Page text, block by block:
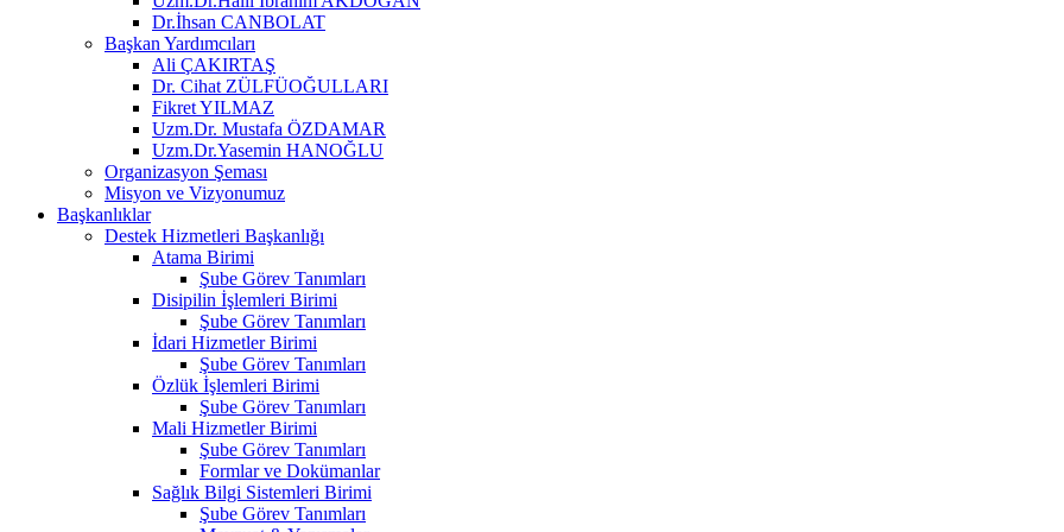
Dr.İhsan CANBOLAT
Başkan Yardımcıları
Ali ÇAKIRTAŞ
Dr. Cihat ZÜLFÜOĞULLARI
Fikret YILMAZ
Uzm.Dr. Mustafa ÖZDAMAR
Uzm.Dr.Yasemin HANOĞLU
Organizasyon Şeması
Misyon ve Vizyonumuz
Başkanlıklar
Destek Hizmetleri Başkanlığı
Atama Birimi
Şube Görev Tanımları
Disipilin İşlemleri Birimi
Şube Görev Tanımları
İdari Hizmetler Birimi
Şube Görev Tanımları
Özlük İşlemleri Birimi
Şube Görev Tanımları
Mali Hizmetler Birimi
Şube Görev Tanımları
Formlar ve Dokümanlar
Sağlık Bilgi Sistemleri Birimi
Şube Görev Tanımları